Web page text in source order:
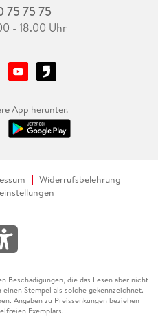
75 75 75
- 18.00 Uhr
App herunter.
Widerrufsbelehrung
Beschädigungen, die das Lesen aber nicht
Stempel als solche gekennzeichnet.
Angaben zu Preissenkungen beziehen
Exemplars.